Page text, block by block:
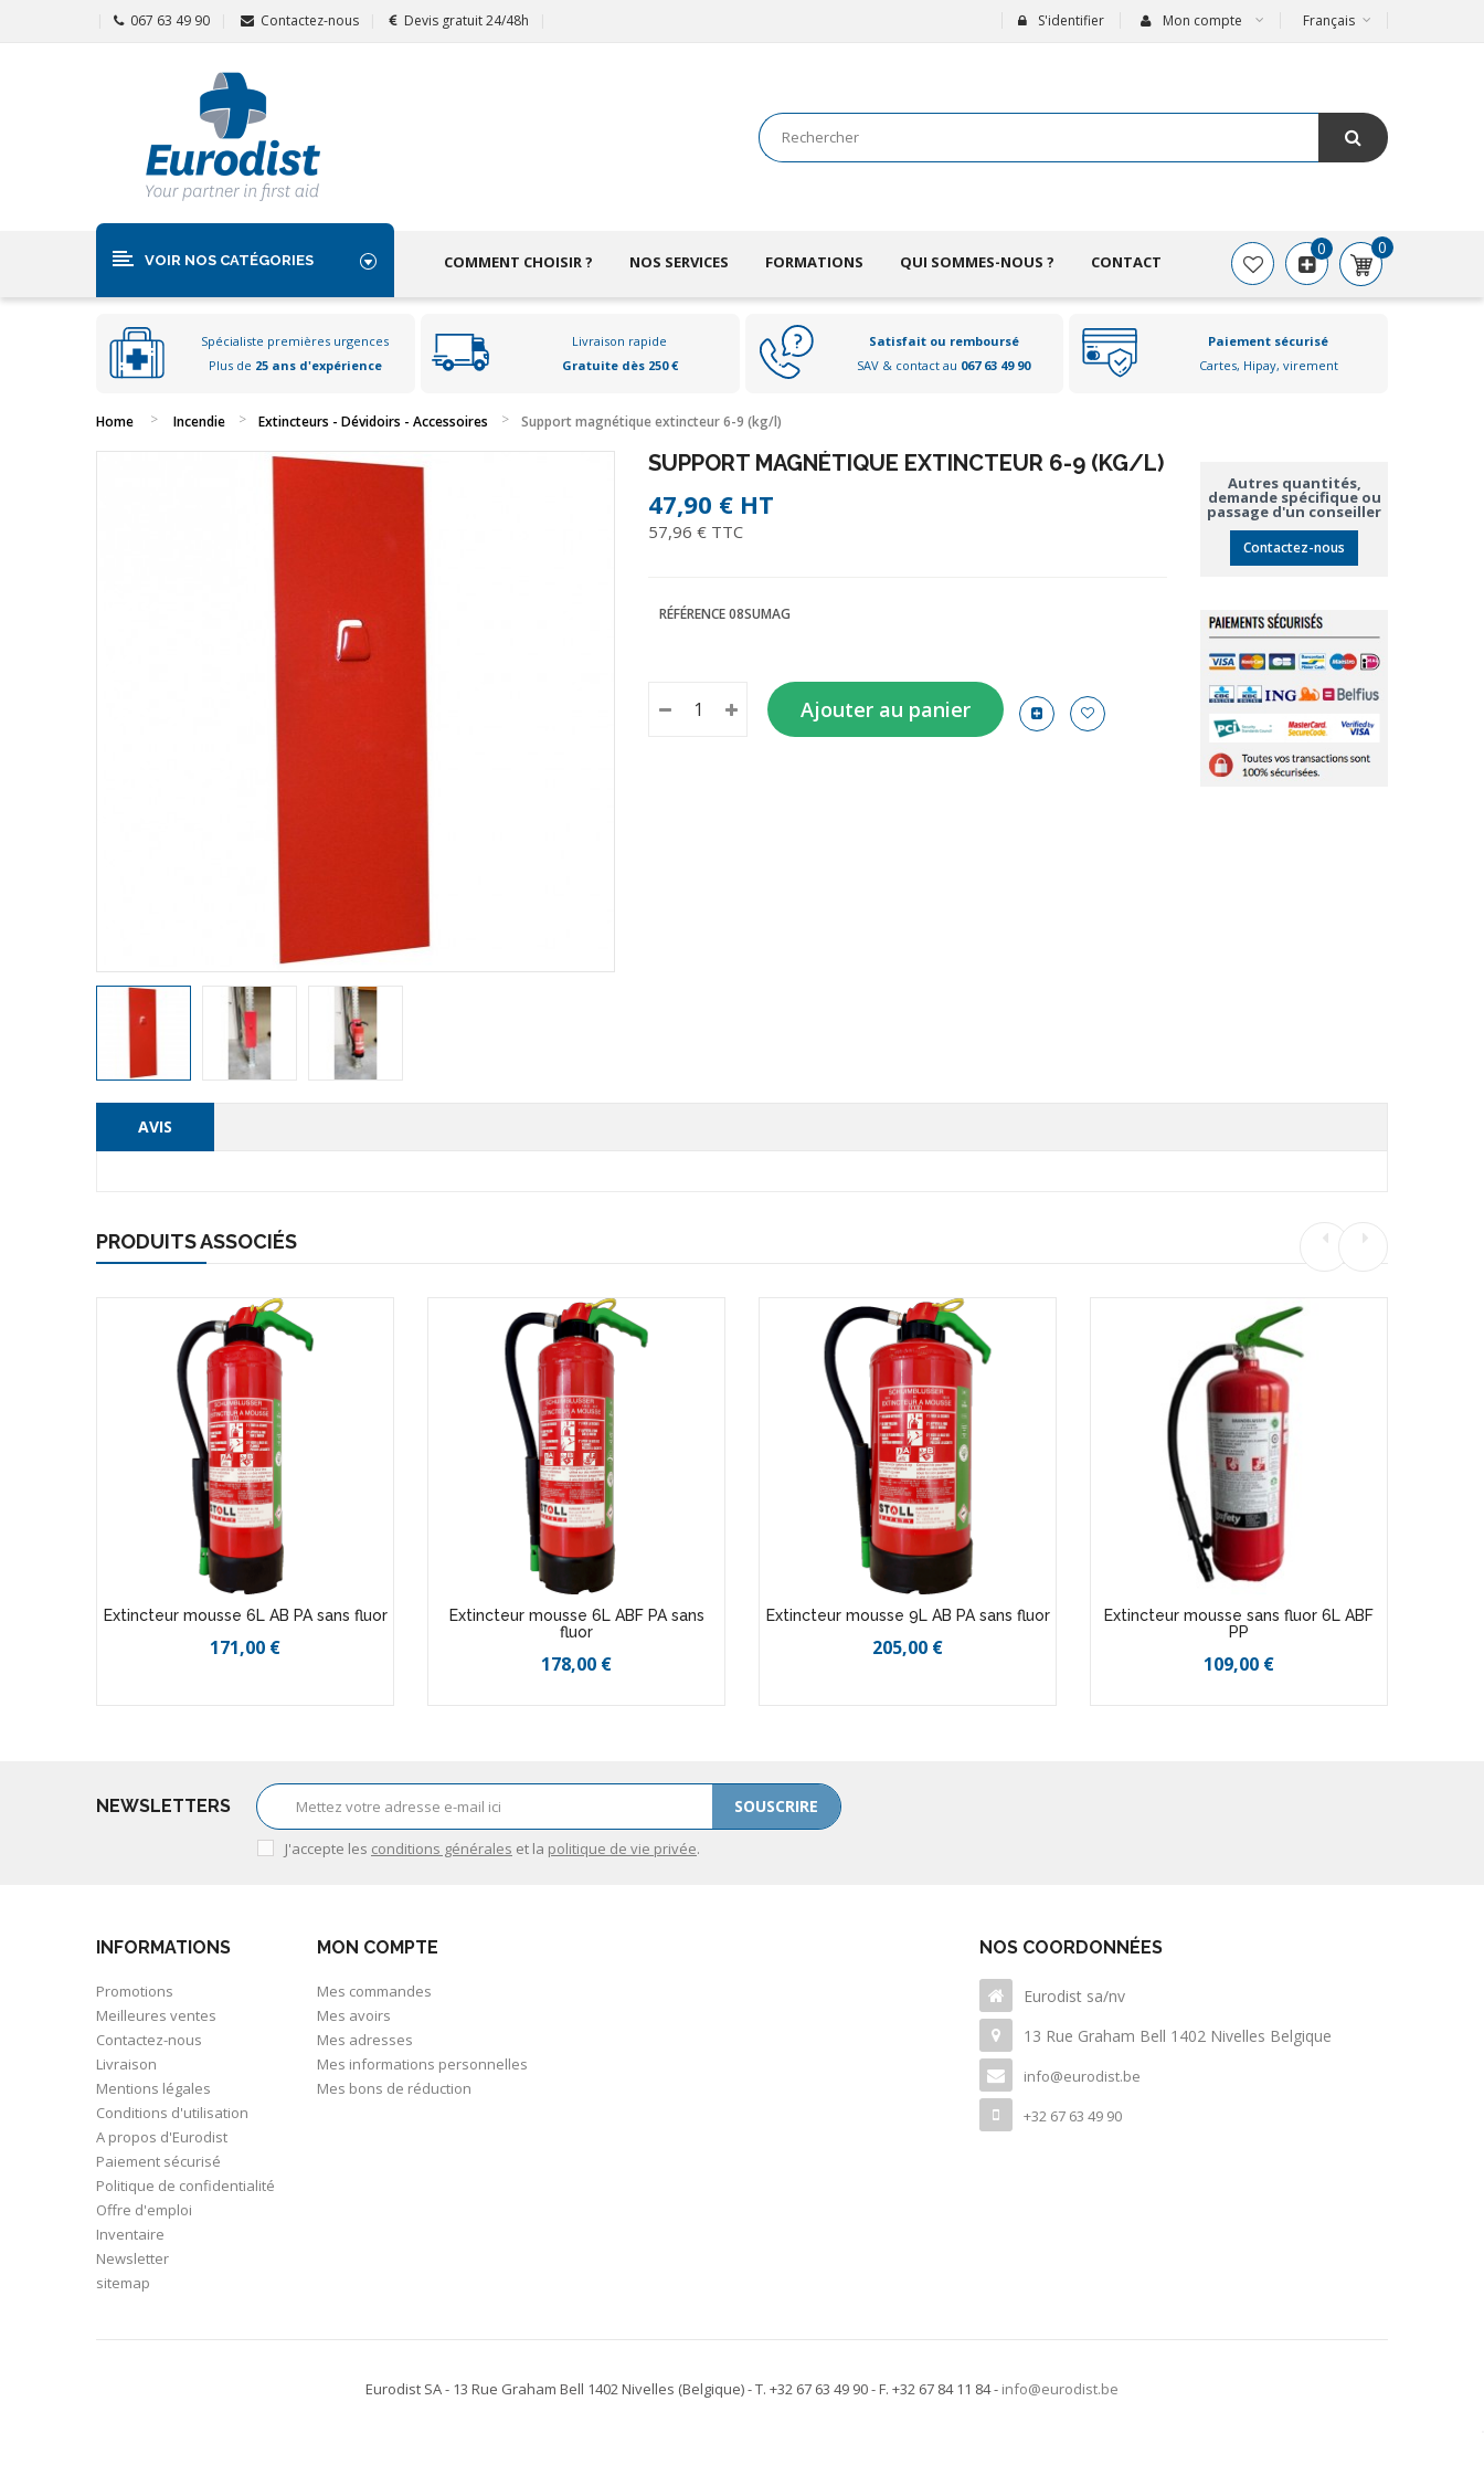
067 63 49 90 Contactez-nous Devis gratuit 24/48h Français
S'identifier Mon compte
VOIR NOS CATÉGORIES COMMENT CHOISIR ? NOS SERVICES FORMATIONS QUI SOMMES-NOUS ? CONTACT
0
0
Spécialiste premières urgences
Plus de 25 ans d'expérience
Livraison rapide
Gratuite dès 250 €
Satisfait ou remboursé
SAV & contact au 067 63 49 90
Paiement sécurisé
Cartes, Hipay, virement
Home Incendie Extincteurs - Dévidoirs - Accessoires Support magnétique extincteur 6-9 (kg/l)
SUPPORT MAGNÉTIQUE EXTINCTEUR 6-9 (KG/L)
47,90 € HT
57,96 € TTC
RÉFÉRENCE08SUMAG
Ajouter au panier
Autres quantités,
demande spécifique ou
passage d'un conseiller
Contactez-nous
AVIS
PRODUITS ASSOCIÉS
Extincteur mousse 6L AB PA sans fluor
171,00 €
Extincteur mousse 6L ABF PA sans
fluor
178,00 €
Extincteur mousse 9L AB PA sans fluor
205,00 €
Extincteur mousse sans fluor 6L ABF
PP
109,00 €
NEWSLETTERS SOUSCRIRE
J'accepte les conditions générales et la politique de vie privée.
INFORMATIONS
Promotions
Meilleures ventes
Contactez-nous
Livraison
Mentions légales
Conditions d'utilisation
A propos d'Eurodist
Paiement sécurisé
Politique de confidentialité
Offre d'emploi
Inventaire
Newsletter
sitemap
MON COMPTE
Mes commandes
Mes avoirs
Mes adresses
Mes informations personnelles
Mes bons de réduction
NOS COORDONNÉES
Eurodist sa/nv
13 Rue Graham Bell 1402 Nivelles Belgique
info@eurodist.be
+32 67 63 49 90
Eurodist SA - 13 Rue Graham Bell 1402 Nivelles (Belgique)- T. +32 67 63 49 90 - F. +32 67 84 11 84 - info@eurodist.be